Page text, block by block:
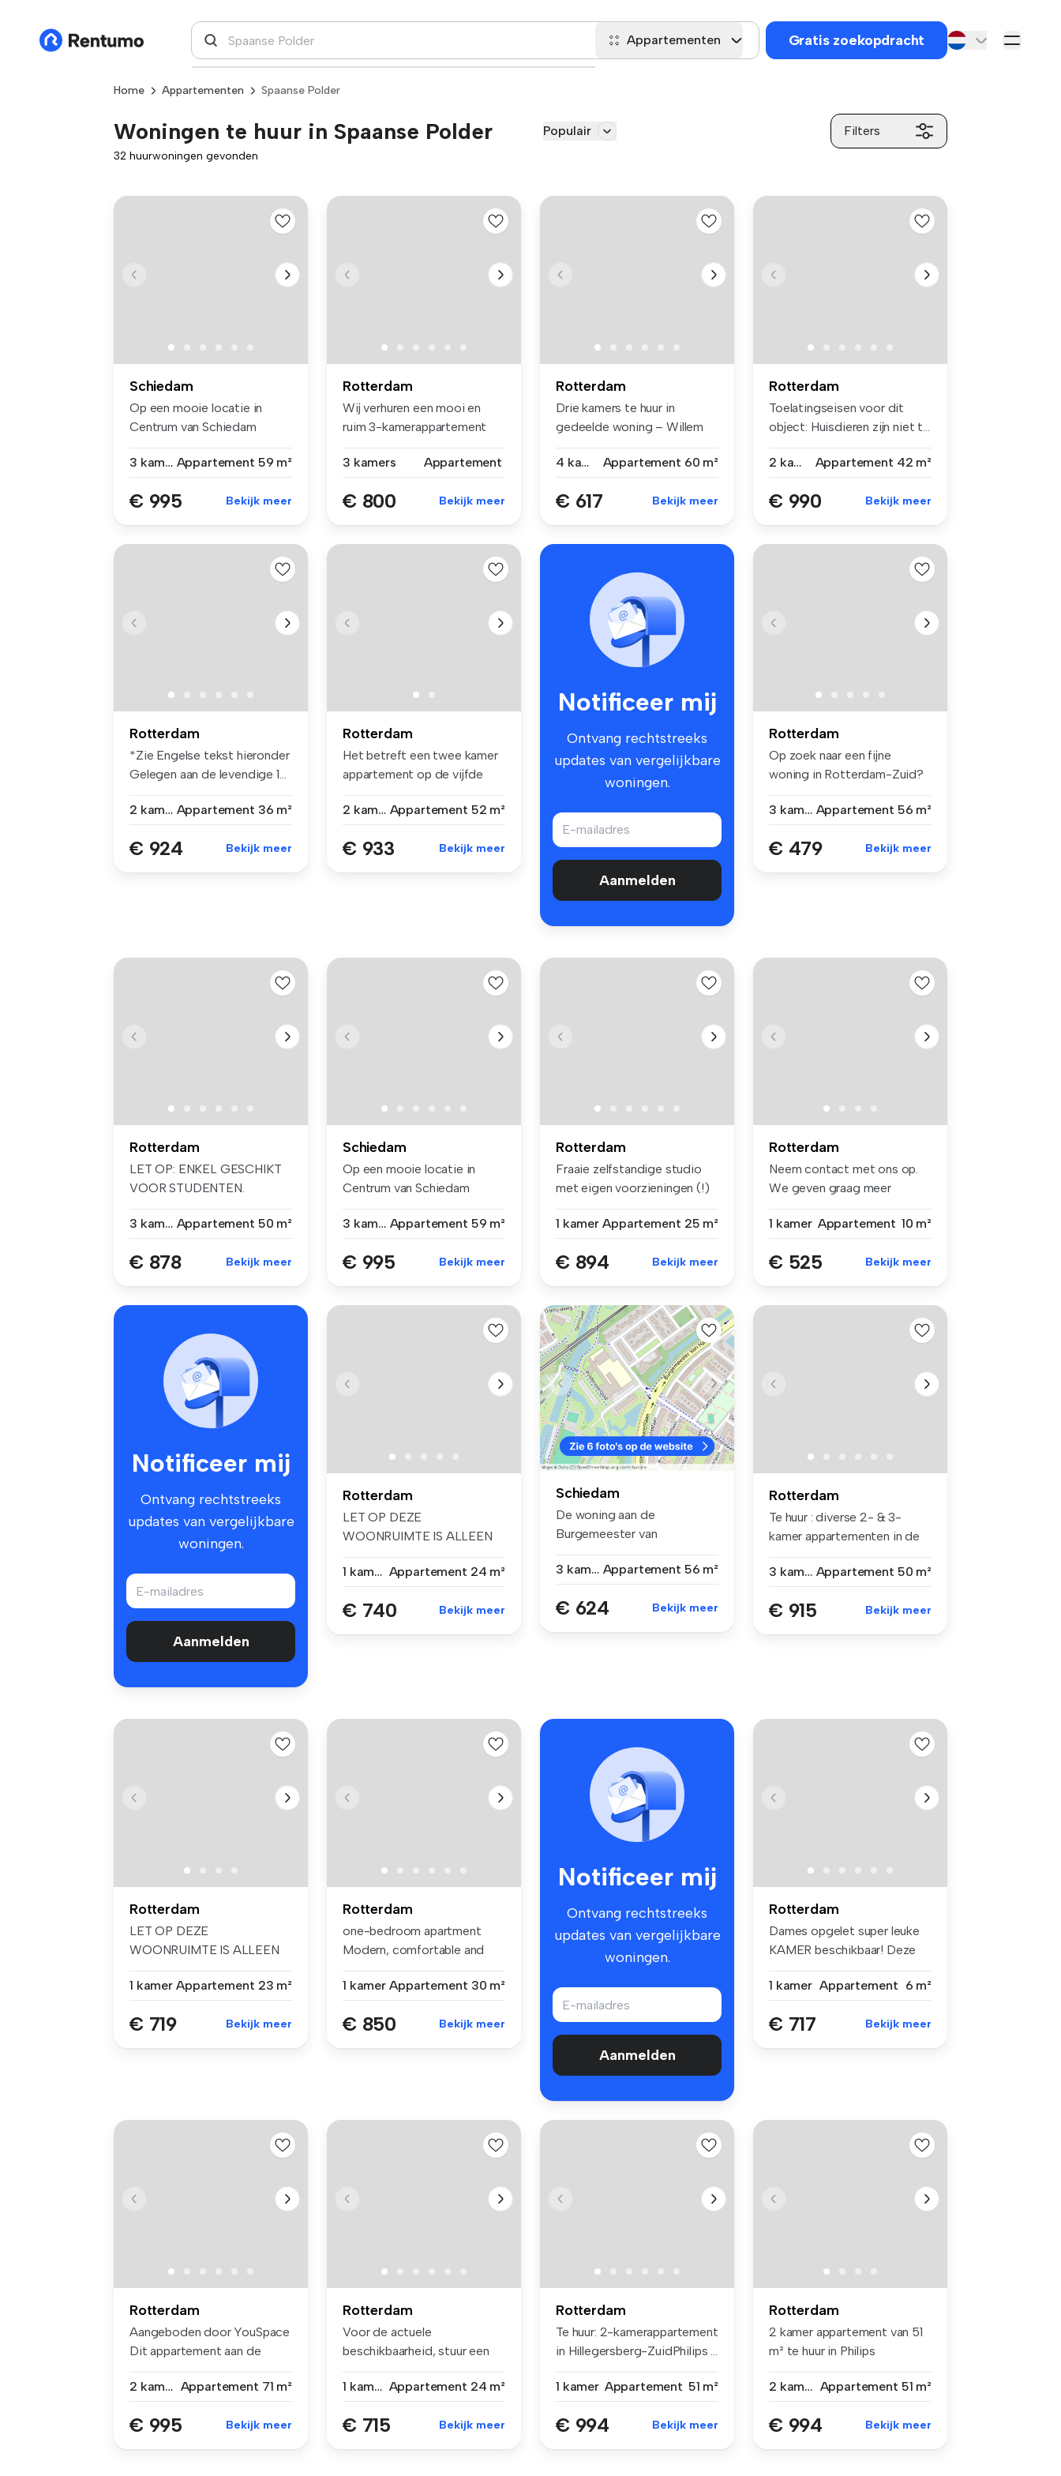
Appartementen Gratis zoekopdracht
Home Appartementen Spaanse Polder
Woningen te huur in Spaanse Polder Populair Filters
32 huurwoningen gevonden
Schiedam
Op een mooie locatie in
Centrum van Schiedam
3 kamers Appartement 59 m²
€ 995 Bekijk meer
Rotterdam
Wij verhuren een mooi en
ruim 3-kamerappartement
3 kamers
Appartement
€ 800 Bekijk meer
Rotterdam
Drie kamers te huur in
gedeelde woning – Willem
4 kamers
Appartement 60 m²
€ 617 Bekijk meer
Rotterdam
Toelatingseisen voor dit
object: Huisdieren zijn niet t...
2 kamers Appartement 42 m²
€ 990 Bekijk meer
Rotterdam
*Zie Engelse tekst hieronder
Gelegen aan de levendige 1...
2 kamers Appartement 36 m²
€ 924 Bekijk meer
Rotterdam
Het betreft een twee kamer
appartement op de vijfde
2 kamers Appartement 52 m²
€ 933 Bekijk meer
Notificeer mij
Ontvang rechtstreeks
updates van vergelijkbare
woningen.
Aanmelden
Rotterdam
Op zoek naar een fijne
woning in Rotterdam-Zuid?
3 kamers Appartement 56 m²
€ 479 Bekijk meer
Rotterdam
LET OP: ENKEL GESCHIKT
VOOR STUDENTEN.
3 kamers Appartement 50 m²
€ 878 Bekijk meer
Schiedam
Op een mooie locatie in
Centrum van Schiedam
3 kamers Appartement 59 m²
€ 995 Bekijk meer
Rotterdam
Fraaie zelfstandige studio
met eigen voorzieningen (!)
1 kamer Appartement 25 m²
€ 894 Bekijk meer
Rotterdam
Neem contact met ons op.
We geven graag meer
1 kamer Appartement 10 m²
€ 525 Bekijk meer
Notificeer mij
Ontvang rechtstreeks
updates van vergelijkbare
woningen.
Aanmelden
Rotterdam
LET OP DEZE
WOONRUIMTE IS ALLEEN
STUDE...
1 kamer Appartement 24 m²
€ 740 Bekijk meer
Schiedam
De woning aan de
Burgemeester van
3 kamers Appartement 56 m²
€ 624 Bekijk meer
Rotterdam
Te huur : diverse 2- & 3-
kamer appartementen in de
3 kamers Appartement 50 m²
€ 915 Bekijk meer
Rotterdam
LET OP DEZE
WOONRUIMTE IS ALLEEN
STUDE...
1 kamer Appartement 23 m²
€ 719 Bekijk meer
Rotterdam
one-bedroom apartment
Modern, comfortable and
1 kamer Appartement 30 m²
€ 850 Bekijk meer
Notificeer mij
Ontvang rechtstreeks
updates van vergelijkbare
woningen.
Aanmelden
Rotterdam
Dames opgelet super leuke
KAMER beschikbaar! Deze
1 kamer Appartement 6 m²
€ 717 Bekijk meer
Rotterdam
Aangeboden door YouSpace
Dit appartement aan de
2 kamers Appartement 71 m²
€ 995 Bekijk meer
Rotterdam
Voor de actuele
beschikbaarheid, stuur een
1 kamer Appartement 24 m²
€ 715 Bekijk meer
Rotterdam
Te huur: 2-kamerappartement
in Hillegersberg-ZuidPhilips ...
1 kamer Appartement 51 m²
€ 994 Bekijk meer
Rotterdam
2 kamer appartement van 51
m² te huur in Philips
2 kamers Appartement 51 m²
€ 994 Bekijk meer